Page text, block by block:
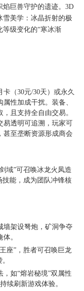
巨兽守护的遗迹。3D
雪美学：冰晶折射的极
级变化的“寒冰渐
（30元/30天）或永久
性加成干扰。装备、
且支持全自由交易。
易透明可追溯，玩家可
甚至垄断资源形成商会
域”可召唤冰龙火凤造
技能，成为团队冲锋核
墙架设弩炮，矿洞争夺
。
座”，胜者可召唤巨龙
如“熔岩秘境”双属性
续刷新游戏体验。